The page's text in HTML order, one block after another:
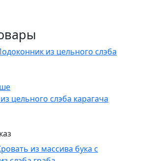
цельного слэба карагача